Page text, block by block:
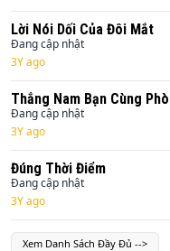
Lời Nói Dối Của Đôi Mắt
Đang cập nhật
3Y ago
Thẳng Nam Bạn Cùng
Rồi!
Đang cập nhật
3Y ago
Đúng Thời Điểm
Đang cập nhật
3Y ago
Xem Danh Sách Đầy Đủ -->